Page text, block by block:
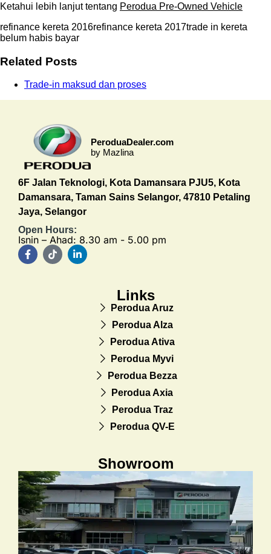
Ketahui lebih lanjut tentang Perodua Pre-Owned Vehicle
refinance kereta 2016refinance kereta 2017trade in kereta
belum habis bayar
Related Posts
Trade-in maksud dan proses
PeroduaDealer.com
by Mazlina
6F Jalan Teknologi, Kota Damansara PJU5, Kota
Damansara, Taman Sains Selangor, 47810 Petaling
Jaya, Selangor
Open Hours:
Isnin – Ahad: 8.30 am - 5.00 pm
Links
Perodua Aruz
Perodua Alza
Perodua Ativa
Perodua Myvi
Perodua Bezza
Perodua Axia
Perodua Traz
Perodua QV-E
Showroom